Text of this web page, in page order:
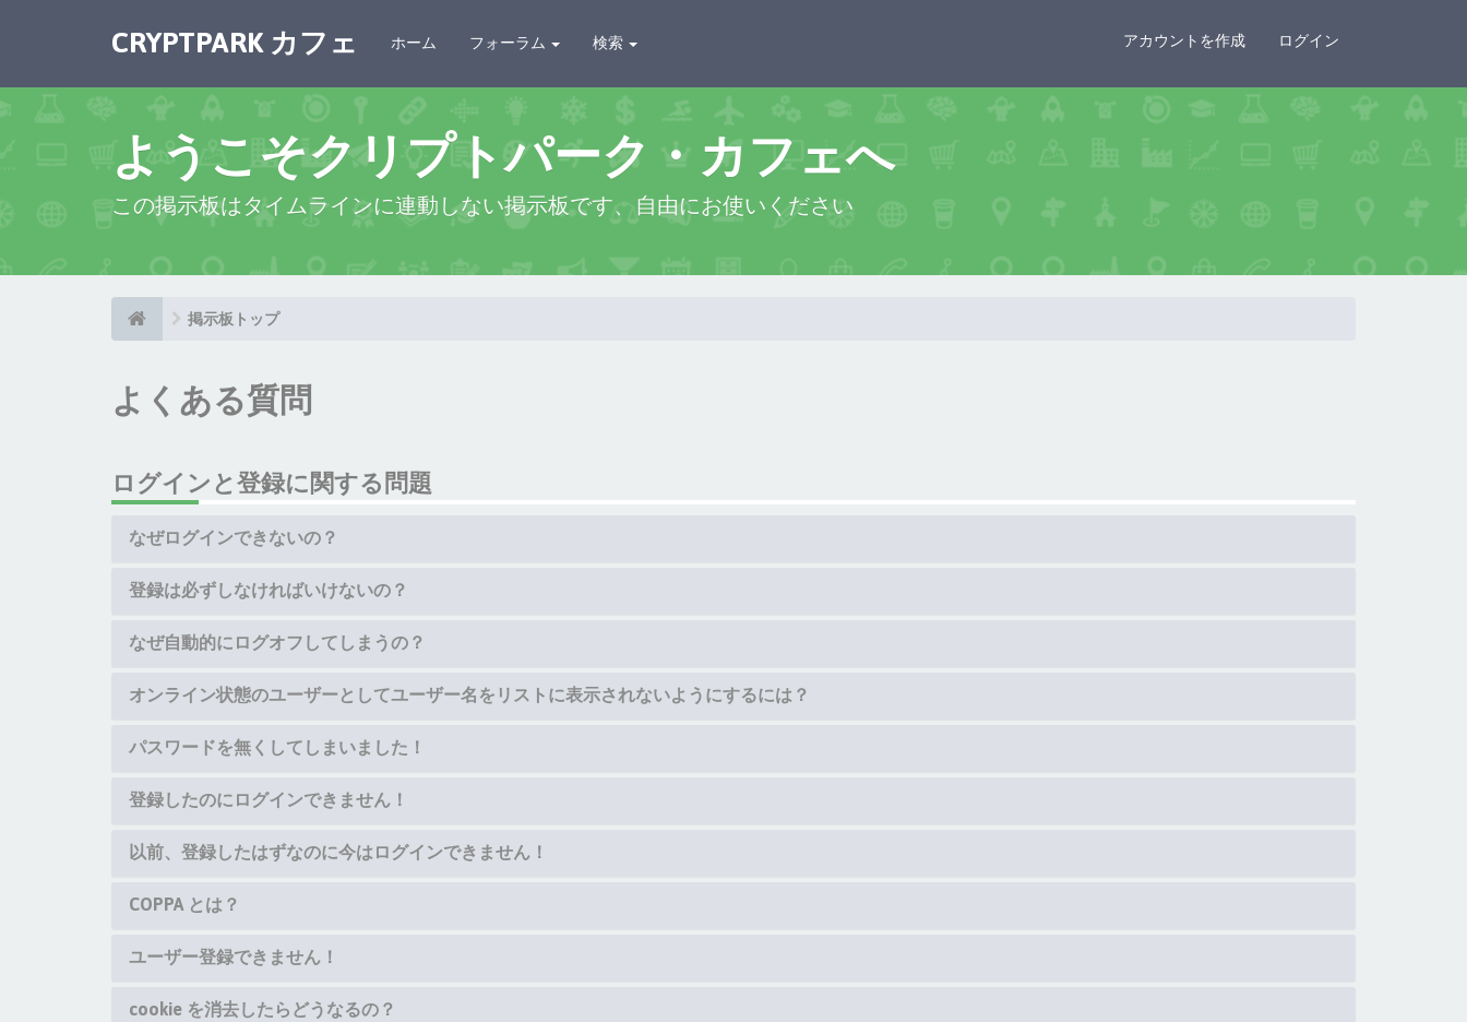
CRYPTPARK カフェ ホーム フォーラム 検索 アカウントを作成 ログイン
ようこそクリプトパーク・カフェへ
この掲示板はタイムラインに連動しない掲示板です、自由にお使いください
掲示板トップ
よくある質問
ログインと登録に関する問題
なぜログインできないの？
登録は必ずしなければいけないの？
なぜ自動的にログオフしてしまうの？
オンライン状態のユーザーとしてユーザー名をリストに表示されないようにするには？
パスワードを無くしてしまいました！
登録したのにログインできません！
以前、登録したはずなのに今はログインできません！
COPPA とは？
ユーザー登録できません！
cookie を消去したらどうなるの？